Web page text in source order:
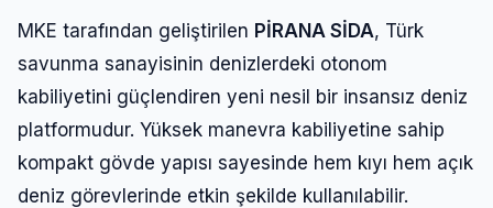
MKE tarafından geliştirilen PİRANA SİDA, Türk
savunma sanayisinin denizlerdeki otonom
kabiliyetini güçlendiren yeni nesil bir insansız deniz
platformudur. Yüksek manevra kabiliyetine sahip
kompakt gövde yapısı sayesinde hem kıyı hem açık
deniz görevlerinde etkin şekilde kullanılabilir.